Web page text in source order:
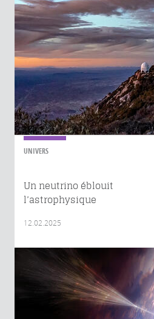
UNIVERS
Un neutrino éblouit
l’astrophysique
12.02.2025